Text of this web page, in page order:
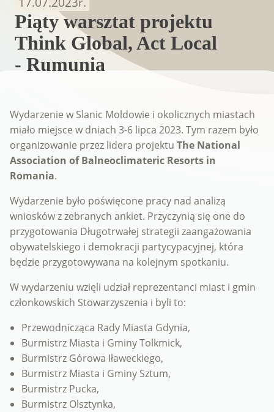
Piąty warsztat projektu
Think Global, Act Local
- Rumunia
Wydarzenie w Slanic Moldowie i okolicznych miastach
miało miejsce w dniach 3-6 lipca 2023. Tym razem było
organizowanie przez lidera projektu The National
Association of Balneoclimateric Resorts in
Romania.
Wydarzenie było poświęcone pracy nad analizą
wniosków z zebranych ankiet. Przyczynią się one do
przygotowania Długotrwałej strategii zaangażowania
obywatelskiego i demokracji partycypacyjnej, która
będzie przygotowywana na kolejnym spotkaniu.
W wydarzeniu wzięli udział reprezentanci miast i gmin
członkowskich Stowarzyszenia i byli to:
Przewodnicząca Rady Miasta Gdynia,
Burmistrz Miasta i Gminy Tolkmick,
Burmistrz Górowa Iławeckiego,
Burmistrz Miasta i Gminy Sztum,
Burmistrz Pucka,
Burmistrz Olsztynka,